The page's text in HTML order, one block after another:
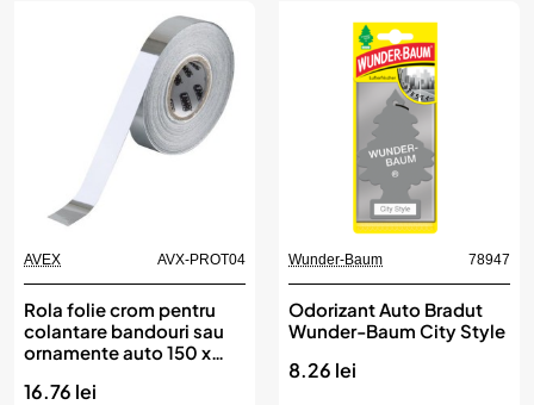
Produs de top
AVEX AVX-PROT04
Rola folie crom pentru
colantare bandouri sau
ornamente auto 150 x
16.76 lei
Wunder-Baum 78947
Odorizant Auto Bradut
Wunder-Baum City Style
8.26 lei